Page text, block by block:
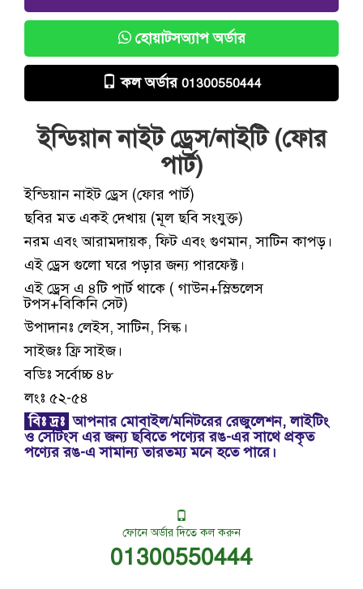
হোয়াটসঅ্যাপ অর্ডার
কল অর্ডার 01300550444
ইন্ডিয়ান নাইট ড্রেস/নাইটি (ফোর
পার্ট)
ইন্ডিয়ান নাইট ড্রেস (ফোর পার্ট)
ছবির মত একই দেখায় (মূল ছবি সংযুক্ত)
নরম এবং আরামদায়ক, ফিট এবং গুণমান, সাটিন কাপড়।
এই ড্রেস গুলো ঘরে পড়ার জন্য পারফেক্ট।
এই ড্রেস এ ৪টি পার্ট থাকে ( গাউন+স্লিভলেস
টপস+বিকিনি সেট)
উপাদানঃ লেইস, সাটিন, সিল্ক।
সাইজঃ ফ্রি সাইজ।
বডিঃ সর্বোচ্চ ৪৮
লংঃ ৫২-৫৪
বিঃ দ্রঃ আপনার মোবাইল/মনিটরের রেজুলেশন, লাইটিং
ও সেটিংস এর জন্য ছবিতে পণ্যের রঙ-এর সাথে প্রকৃত
পণ্যের রঙ-এ সামান্য তারতম্য মনে হতে পারে।
ফোনে অর্ডার দিতে কল করুন
01300550444